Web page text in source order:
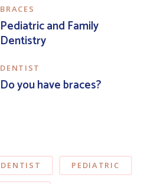
BRACES
Pediatric and Family
Dentistry
DENTIST
Do you have braces?
DENTIST PEDIATRIC